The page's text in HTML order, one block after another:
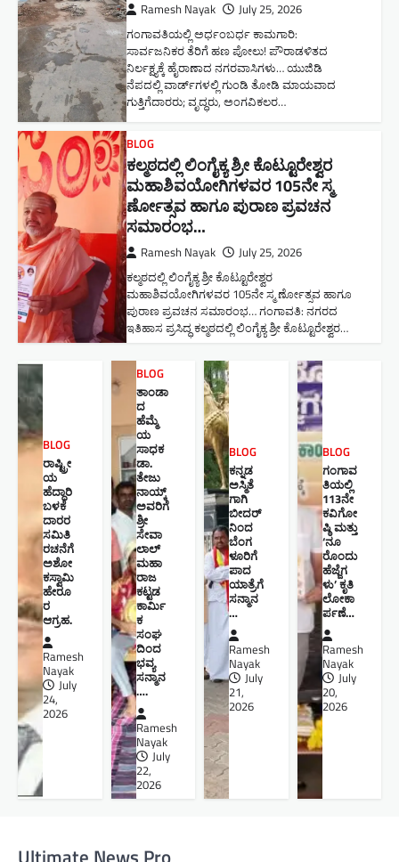
Ramesh Nayak July 25, 2026
ಗಂಗಾವತಿಯಲ್ಲಿ ಅರ್ಧಂಬರ್ಧ ಕಾಮಗಾರಿ:
ಸಾರ್ವಜನಿಕರ ತೆರಿಗೆ ಹಣ ಪೋಲು! ಪೌರಾಡಳಿತದ
ನಿರ್ಲಕ್ಷ್ಯಕ್ಕೆ ಹೈರಾಣಾದ ನಗರವಾಸಿಗಳು​… ಯುಜಿಡಿ
ನೆಪದಲ್ಲಿ ವಾರ್ಡ್‌ಗಳಲ್ಲಿ ಗುಂಡಿ ತೋಡಿ ಮಾಯವಾದ
ಗುತ್ತಿಗೆದಾರರು; ವೃದ್ಧರು, ಅಂಗವಿಕಲರ…
BLOG
ಕಲ್ಮಠದಲ್ಲಿ ಲಿಂಗೈಕ್ಯ ಶ್ರೀ ಕೊಟ್ಟೂರೇಶ್ವರ
ಮಹಾಶಿವಯೋಗಿಗಳವರ 105ನೇ ಸ್ಮ
ರ್ಣೋತ್ಸವ ಹಾಗೂ ಪುರಾಣ ಪ್ರವಚನ
ಸಮಾರಂಭ​…
Ramesh Nayak July 25, 2026
ಕಲ್ಮಠದಲ್ಲಿ ಲಿಂಗೈಕ್ಯ ಶ್ರೀ ಕೊಟ್ಟೂರೇಶ್ವರ
ಮಹಾಶಿವಯೋಗಿಗಳವರ 105ನೇ ಸ್ಮ ರ್ಣೋತ್ಸವ ಹಾಗೂ
ಪುರಾಣ ಪ್ರವಚನ ಸಮಾರಂಭ​… ಗಂಗಾವತಿ: ನಗರದ
ಇತಿಹಾಸ ಪ್ರಸಿದ್ಧ ಕಲ್ಮಠದಲ್ಲಿ ಲಿಂಗೈಕ್ಯ ಶ್ರೀ ಕೊಟ್ಟೂರೇಶ್ವರ…
BLOG
ರಾಷ್ಟ್ರೀ
ಯ
ಹೆದ್ದಾರಿ
ಬಳಕೆ
ದಾರರ
ಸಮಿತಿ
ರಚನೆಗೆ
ಅಶೋ
ಕಸ್ವಾಮಿ
ಹೇರೂ
ರ
ಆಗ್ರಹ.
Ramesh
Nayak
July
24,
2026
BLOG
ತಾಂಡಾ
ದ
ಹೆಮ್ಮೆ
ಯ
ಸಾಧಕ
ಡಾ.
ತೇಜು
ನಾಯ್ಕ್
ಅವರಿಗೆ
ಶ್ರೀ
ಸೇವಾ
ಲಾಲ್
ಮಹಾ
ರಾಜ
ಕಟ್ಟಡ
ಕಾರ್ಮಿ
ಕ
ಸಂಘ
ದಿಂದ
ಭವ್ಯ
ಸನ್ಮಾನ
….
Ramesh
Nayak
July
22,
2026
BLOG
ಕನ್ನಡ
ಅಸ್ಮಿತೆ
ಗಾಗಿ
ಬೀದರ್
ನಿಂದ
ಬೆಂಗ
ಳೂರಿಗೆ
ಪಾದ
ಯಾತ್ರೆಗೆ
ಸನ್ಮಾನ
…
Ramesh
Nayak
July
21,
2026
BLOG
ಗಂಗಾವ
ತಿಯಲ್ಲಿ
113ನೇ
ಕವಿಗೋ
ಷ್ಠಿ ಮತ್ತು
‘ನೂ
ರೊಂದು
ಹೆಜ್ಜೆಗ
ಳು’ ಕೃತಿ
ಲೋಕಾ
ರ್ಪಣೆ…
Ramesh
Nayak
July
20,
2026